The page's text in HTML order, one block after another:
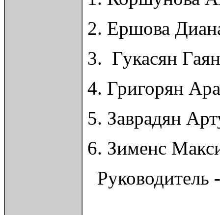
2. Ершова
3. Гукасян
4. Григорян
5. Заврадян
6. Зименс